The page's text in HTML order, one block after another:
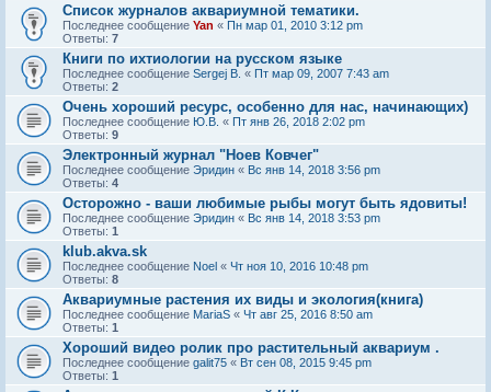
Список журналов аквариумной тематики.
Последнее сообщение Yan « Пн мар 01, 2010 3:12 pm
Ответы: 7
Книги по ихтиологии на русском языке
Последнее сообщение Sergej B. « Пт мар 09, 2007 7:43 am
Ответы: 2
Очень хороший ресурс, особенно для нас, начинающих)
Последнее сообщение Ю.В. « Пт янв 26, 2018 2:02 pm
Ответы: 9
Электронный журнал "Ноев Ковчег"
Последнее сообщение Эридин « Вс янв 14, 2018 3:56 pm
Ответы: 4
Осторожно - ваши любимые рыбы могут быть ядовиты!
Последнее сообщение Эридин « Вс янв 14, 2018 3:53 pm
Ответы: 1
klub.akva.sk
Последнее сообщение Noel « Чт ноя 10, 2016 10:48 pm
Ответы: 8
Аквариумные растения их виды и экология(книга)
Последнее сообщение MariaS « Чт авг 25, 2016 8:50 am
Ответы: 1
Хороший видео ролик про растительный аквариум .
Последнее сообщение galit75 « Вт сен 08, 2015 9:45 pm
Ответы: 1